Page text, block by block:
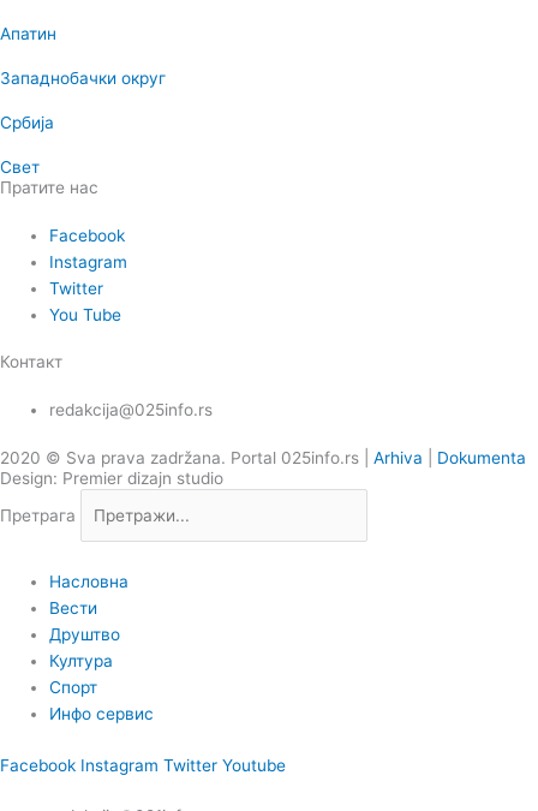
Апатин
Западнобачки округ
Србија
Свет
Пратите нас
Facebook
Instagram
Twitter
You Tube
Контакт
redakcija@025info.rs
2020 © Sva prava zadržana. Portal 025info.rs | Arhiva
Dokumenta
Design: Premier dizajn studio
Претрага
Насловна
Вести
Друштво
Култура
Спорт
Инфо сервис
Facebook Instagram Twitter Youtube